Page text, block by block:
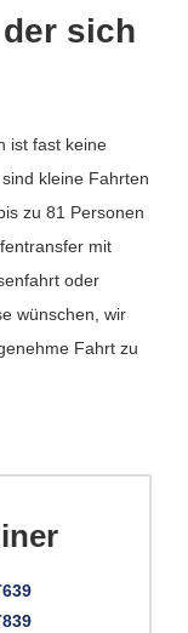
sich
ist fast keine
kleine Fahrten
zu 81 Personen
mit
oder
wünschen, wir
Fahrt zu